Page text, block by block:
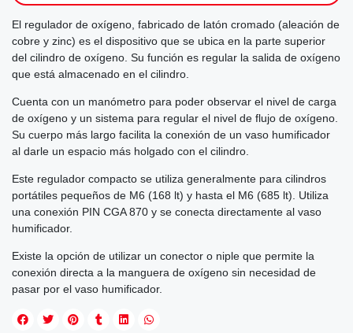
El regulador de oxígeno, fabricado de latón cromado (aleación de
cobre y zinc) es el dispositivo que se ubica en la parte superior
del cilindro de oxígeno. Su función es regular la salida de oxígeno
que está almacenado en el cilindro.
Cuenta con un manómetro para poder observar el nivel de carga
de oxígeno y un sistema para regular el nivel de flujo de oxígeno.
Su cuerpo más largo facilita la conexión de un vaso humificador
al darle un espacio más holgado con el cilindro.
Este regulador compacto se utiliza generalmente para cilindros
portátiles pequeños de M6 (168 lt) y hasta el M6 (685 lt). Utiliza
una conexión PIN CGA 870 y se conecta directamente al vaso
humificador.
Existe la opción de utilizar un conector o niple que permite la
conexión directa a la manguera de oxígeno sin necesidad de
pasar por el vaso humificador.